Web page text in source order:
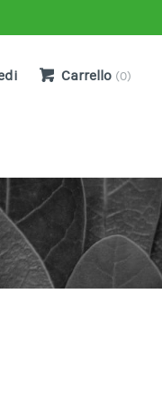
Carrello (0)